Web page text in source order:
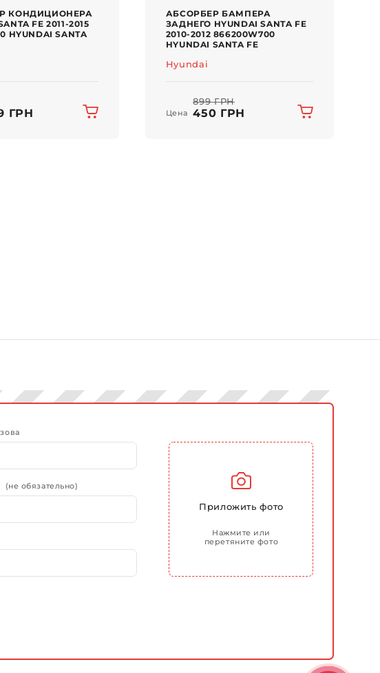
КОНДИЦИОНЕРА
FE 2011-2015
HYUNDAI SANTA
ГРН
АБСОРБЕР БАМПЕРА
ЗАДНЕГО HYUNDAI SANTA FE
2010-2012 866200W700
HYUNDAI SANTA FE
Hyundai
Цена
899 ГРН
450 ГРН
(не обязательно)
Приложить фото
Нажмите или
перетяните фото